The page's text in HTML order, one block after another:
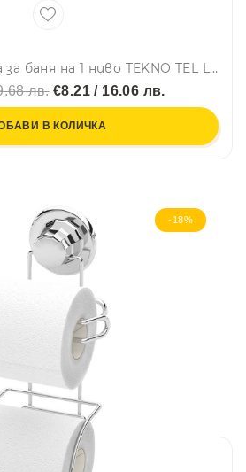
Ъглова етажерка за баня на 1 ниво TEKNO TEL LM 007, 24х24х11 см, Закрепване с дюбел, Сребрист
лв.€8.21 / 16.06 лв.
В КОЛИЧКА
-18%